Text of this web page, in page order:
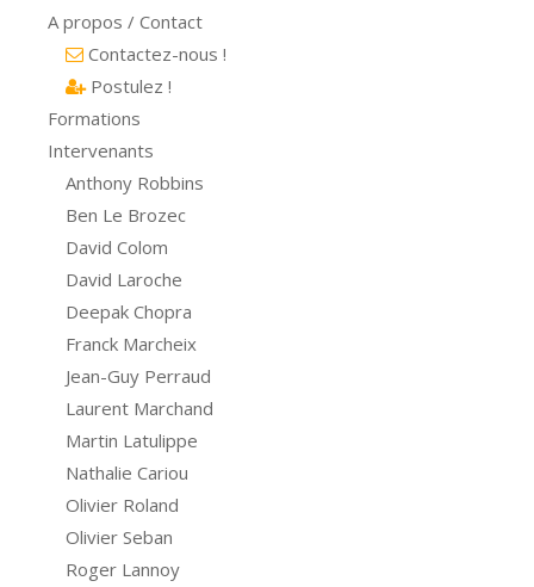
A propos / Contact
Contactez-nous !
Postulez !
Formations
Intervenants
Anthony Robbins
Ben Le Brozec
David Colom
David Laroche
Deepak Chopra
Franck Marcheix
Jean-Guy Perraud
Laurent Marchand
Martin Latulippe
Nathalie Cariou
Olivier Roland
Olivier Seban
Roger Lannoy